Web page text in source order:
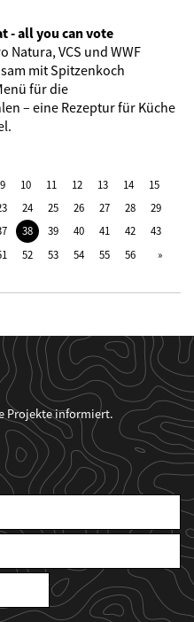
- all you can vote
Natura, VCS und WWF
mit Spitzenkoch
für die
– eine Rezeptur für Küche
9 10 11 12 13 14
15
24 25 26 27 28
29
38 39 40 41 42
43
52 53 54 55 56
Projekte informiert.